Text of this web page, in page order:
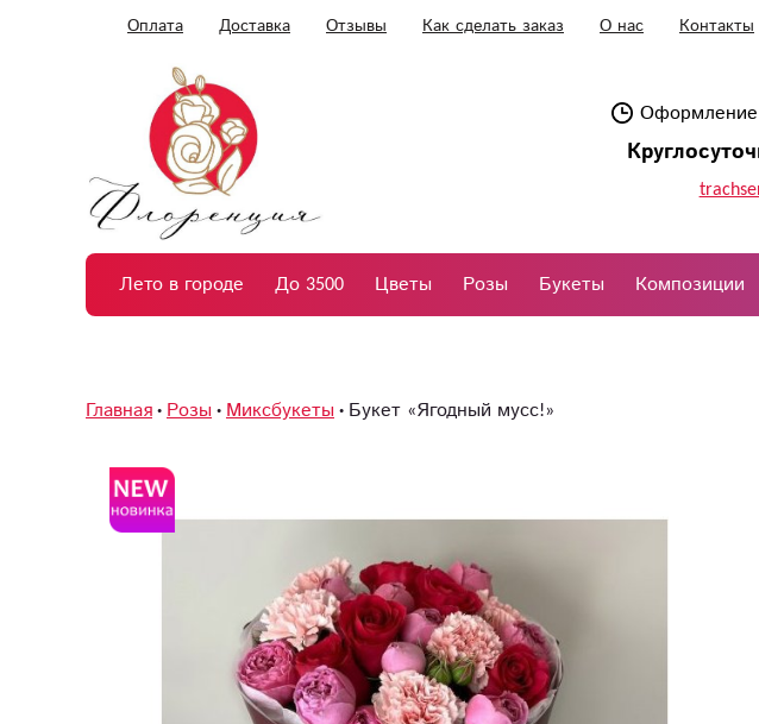
Оплата Доставка Отзывы Как сделать заказ О нас Контакты
Оформление
Лето в городе До 3500 Цветы Розы Букеты Композиции
Главная Розы Миксбукеты Букет «Ягодный мусс!»